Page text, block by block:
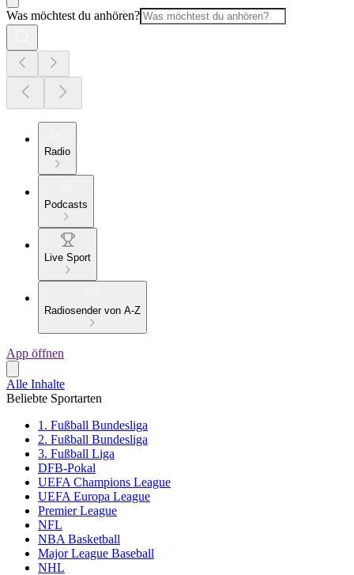
Was möchtest du anhören?
Radio
Podcasts
Live Sport
Radiosender von A-Z
App öffnen
Alle Inhalte
Beliebte Sportarten
1. Fußball Bundesliga
2. Fußball Bundesliga
3. Fußball Liga
DFB-Pokal
UEFA Champions League
UEFA Europa League
Premier League
NFL
NBA Basketball
Major League Baseball
NHL